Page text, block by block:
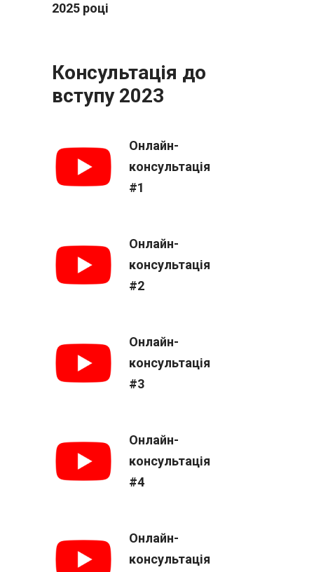
2025 році
Консультація до
вступу 2023
Онлайн-
консультація
#1
Онлайн-
консультація
#2
Онлайн-
консультація
#3
Онлайн-
консультація
#4
Онлайн-
консультація